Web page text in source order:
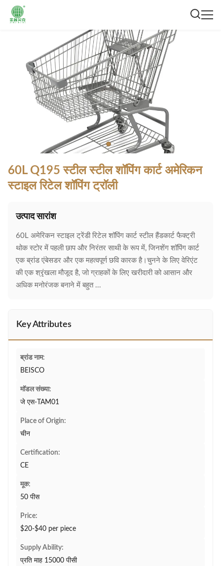
60L Q195 स्टील स्टील शॉपिंग कार्ट अमेरिकन
स्टाइल रिटेल शॉपिंग ट्रॉली
उत्पाद सारांश
60L अमेरिकन स्टाइल ट्रेंडी रिटेल शॉपिंग कार्ट स्टील हैंडकार्ट फैक्ट्री
थोक स्टोर में पहली छाप और निरंतर साथी के रूप में, जिनशेंग शॉपिंग कार्ट
एक ब्रांड एंबेसडर और एक महत्वपूर्ण छवि कारक है।चुनने के लिए वेरिएंट
की एक श्रृंखला मौजूद है, जो ग्राहकों के लिए खरीदारी को आसान और
अधिक मनोरंजक बनाने में बहुत ...
Key Attributes
ब्रांड नाम:
BEISCO
मॉडल संख्या:
जे एस-TAM01
Place of Origin:
चीन
Certification:
CE
मूक:
50 पीस
Price:
$20-$40 per piece
Supply Ability:
प्रति माह 15000 पीसी